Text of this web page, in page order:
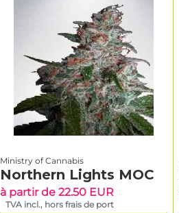
Ministry of Cannabis
Northern Lights MOC
à partir de 22.50 EUR
TVA incl., hors frais de port